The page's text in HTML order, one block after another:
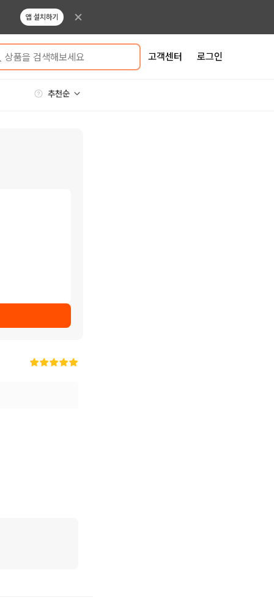
앱 설치하기
상품을 검색해보세요 고객센터 로그인